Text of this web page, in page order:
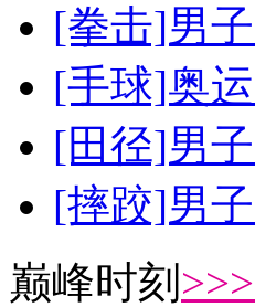
[拳击]男
[手球]奥
[田径]男
[摔跤]男
巅峰时刻